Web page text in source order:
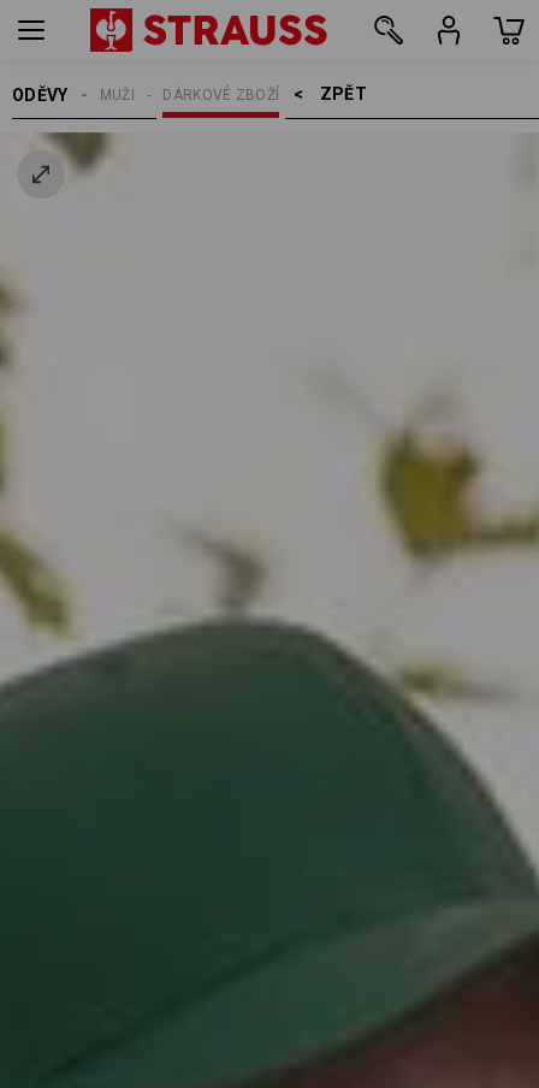
ODĚVY ZPĚT    >
DÁRKOVÉ ZBOŽÍ
MUŽI